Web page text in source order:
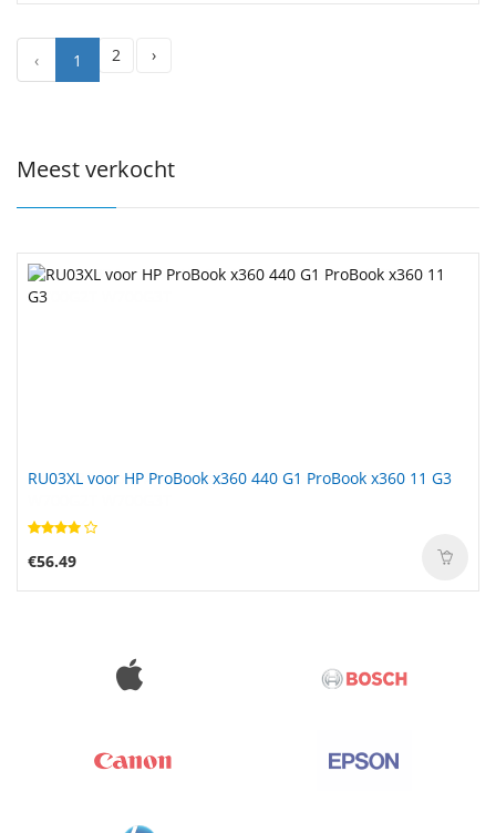
‹ 1 2 ›
Meest verkocht
RU03XL voor HP ProBook x360 440 G1 ProBook x360 11 G3
€56.49